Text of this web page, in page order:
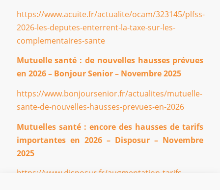
https://www.acuite.fr/actualite/ocam/323145/plfss-
2026-les-deputes-enterrent-la-taxe-sur-les-
complementaires-sante
Mutuelle santé : de nouvelles hausses prévues
en 2026 – Bonjour Senior – Novembre 2025
https://www.bonjoursenior.fr/actualites/mutuelle-
sante-de-nouvelles-hausses-prevues-en-2026
Mutuelles santé : encore des hausses de tarifs
importantes en 2026 – Disposur – Novembre
2025
https://www.disposur.fr/augmentation-tarifs-